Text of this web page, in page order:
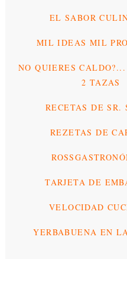
EL SABOR
MIL IDEAS MIL
NO QUIERES
2 TAZAS
RECETAS DE SR.
REZETAS DE
TARJETA DE
VELOCIDAD
YERBABUENA EN